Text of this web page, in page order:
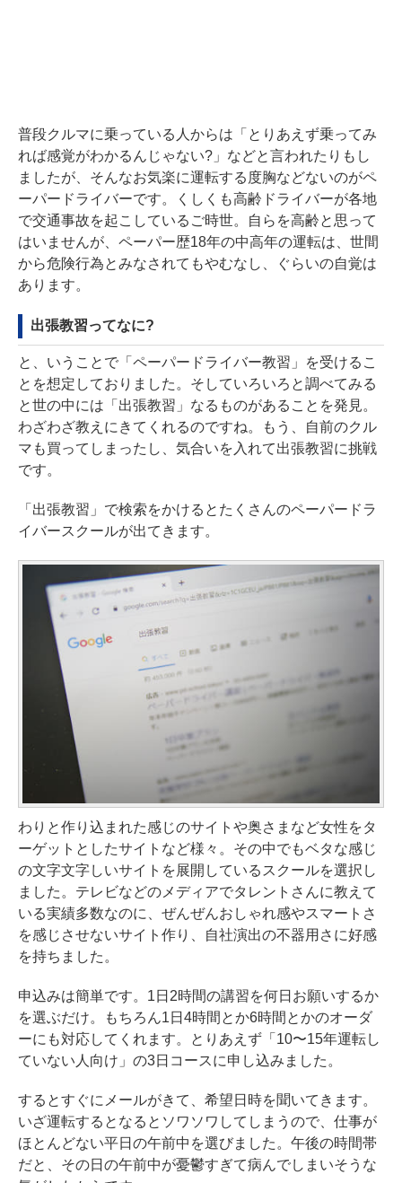
普段クルマに乗っている人からは「とりあえず乗ってみ
れば感覚がわかるんじゃない?」などと言われたりもし
ましたが、そんなお気楽に運転する度胸などないのがペ
ーパードライバーです。くしくも高齢ドライバーが各地
で交通事故を起こしているご時世。自らを高齢と思って
はいませんが、ペーパー歴18年の中高年の運転は、世間
から危険行為とみなされてもやむなし、ぐらいの自覚は
あります。
出張教習ってなに?
と、いうことで「ペーパードライバー教習」を受けるこ
とを想定しておりました。そしていろいろと調べてみる
と世の中には「出張教習」なるものがあることを発見。
わざわざ教えにきてくれるのですね。もう、自前のクル
マも買ってしまったし、気合いを入れて出張教習に挑戦
です。
「出張教習」で検索をかけるとたくさんのペーパードラ
イバースクールが出てきます。
わりと作り込まれた感じのサイトや奥さまなど女性をタ
ーゲットとしたサイトなど様々。その中でもベタな感じ
の文字文字しいサイトを展開しているスクールを選択し
ました。テレビなどのメディアでタレントさんに教えて
いる実績多数なのに、ぜんぜんおしゃれ感やスマートさ
を感じさせないサイト作り、自社演出の不器用さに好感
を持ちました。
申込みは簡単です。1日2時間の講習を何日お願いするか
を選ぶだけ。もちろん1日4時間とか6時間とかのオーダ
ーにも対応してくれます。とりあえず「10〜15年運転し
ていない人向け」の3日コースに申し込みました。
するとすぐにメールがきて、希望日時を聞いてきます。
いざ運転するとなるとソワソワしてしまうので、仕事が
ほとんどない平日の午前中を選びました。午後の時間帯
だと、その日の午前中が憂鬱すぎて病んでしまいそうな